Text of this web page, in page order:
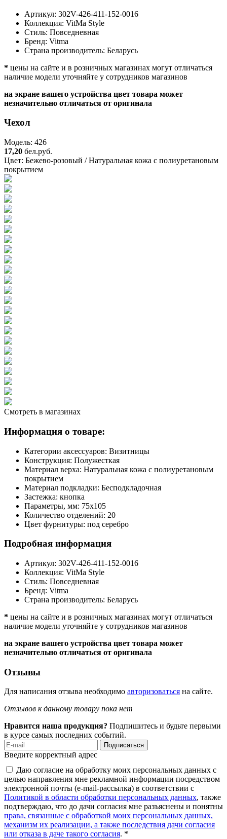
Артикул: 302V-426-411-152-0016
Коллекция: VitMa Style
Стиль: Повседневная
Бренд: Vitma
Страна производитель: Беларусь
* цены на сайте и в розничных магазинах могут отличаться
наличие модели уточняйте у сотрудников магазинов
на экране вашего устройства цвет товара может
незначительно отличаться от оригинала
Чехол
Модель: 426
17,20 бел.руб.
Цвет: Бежево-розовый / Натуральная кожа с полиуретановым
покрытием
Смотреть в магазинах
Информация о товаре:
Категории аксессуаров: Визитницы
Конструкция: Полужесткая
Материал верха: Натуральная кожа с полиуретановым
покрытием
Материал подкладки: Бесподкладочная
Застежка: кнопка
Параметры, мм: 75х105
Количество отделений: 20
Цвет фурнитуры: под серебро
Подробная информация
Артикул: 302V-426-411-152-0016
Коллекция: VitMa Style
Стиль: Повседневная
Бренд: Vitma
Страна производитель: Беларусь
* цены на сайте и в розничных магазинах могут отличаться
наличие модели уточняйте у сотрудников магазинов
на экране вашего устройства цвет товара может
незначительно отличаться от оригинала
Отзывы
Для написания отзыва необходимо авторизоваться на сайте.
Отзывов к данному товару пока нет
Нравится наша продукция? Подпишитесь и будьте первыми
в курсе самых последних событий.
Подписаться
Введите корректный адрес
Даю согласие на обработку моих персональных данных с
целью направления мне рекламной информации посредством
электронной почты (e-mail-рассылка) в соответствии с
Политикой в области обработки персональных данных, также
подтверждаю, что до дачи согласия мне разъяснены и понятны
права, связанные с обработкой моих персональных данных,
механизм их реализации, а также последствия дачи согласия
или отказа в даче такого согласия. *